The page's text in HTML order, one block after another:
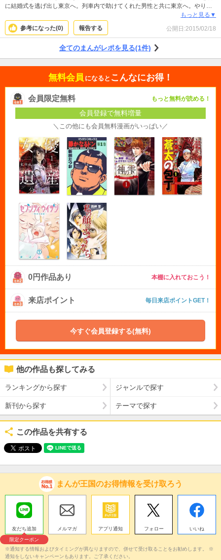
に結婚式を逃げ出し東京へ。列車内で助けてくれた男性と共に東京へ。やりた
いことをしたい。一生の恋を探したい。破天荒なヒロインがとても面白かった
です。
もっと見る▼
参考になった(0) 報告する 公開日:2015/02/18
全てのまんがレポを見る(1件)
無料会員 になると こんなにお得！
会員限定無料 もっと無料が読める！
会員登録で無料増量
＼この他にも会員無料漫画がいっぱい／
0円作品あり 本棚に入れておこう！
来店ポイント 毎日来店ポイントGET！
今すぐ会員登録する(無料)
他の作品も探してみる
ランキングから探す ジャンルで探す
新刊から探す テーマで探す
この作品を共有する
まんが王国のお得情報を受け取ろう
友だち追加
限定クーポン
メルマガ アプリ通知 フォロー いいね
※通知する情報およびタイミングが異なりますので、併せて受け取ることをお勧めします。 ※
通知をしないキャンペーンもあります。ご了承ください。